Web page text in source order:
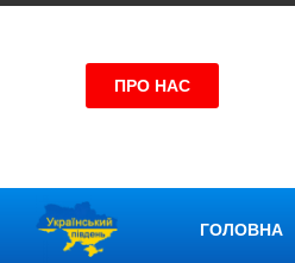
ПРО НАС
ГОЛОВНА